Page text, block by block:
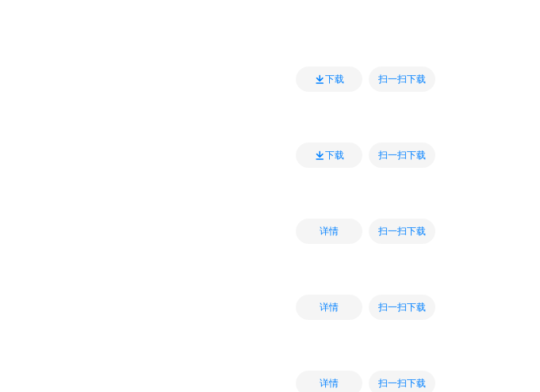
下载 扫一扫下载
下载 扫一扫下载
详情 扫一扫下载
详情 扫一扫下载
详情 扫一扫下载